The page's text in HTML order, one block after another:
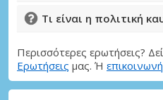
Τι είναι η πολιτική
Περισσότερες ερωτήσεις?
Ερωτήσεις μας. Ή